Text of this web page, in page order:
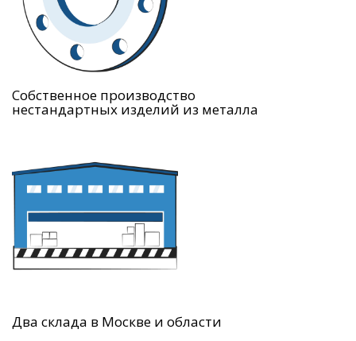
Собственное производство
нестандартных изделий из металла
Два склада в Москве и области